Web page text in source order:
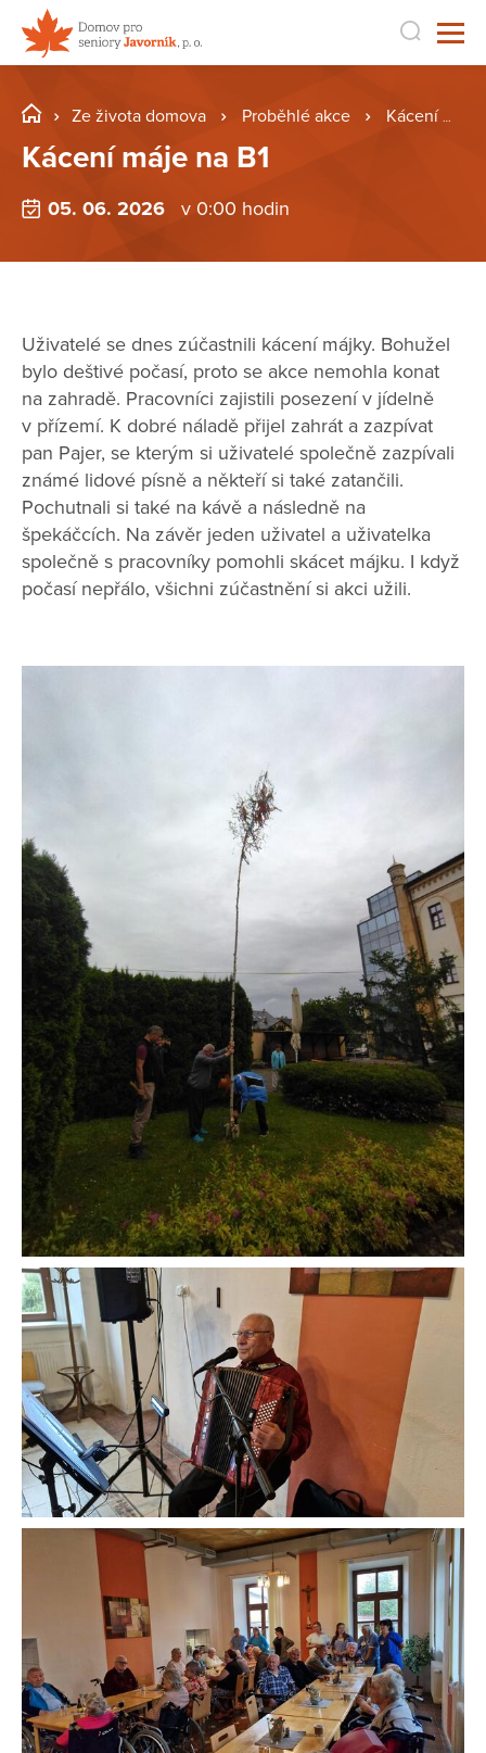
Ze života domova Proběhlé akce Kácení máje na B1
Kácení máje na B1
05. 06. 2026 v 0:00 hodin
Uživatelé se dnes zúčastnili kácení májky. Bohužel
bylo deštivé počasí, proto se akce nemohla konat
na zahradě. Pracovníci zajistili posezení v jídelně
v přízemí. K dobré náladě přijel zahrát a zazpívat
pan Pajer, se kterým si uživatelé společně zazpívali
známé lidové písně a někteří si také zatančili.
Pochutnali si také na kávě a následně na
špekáčcích. Na závěr jeden uživatel a uživatelka
společně s pracovníky pomohli skácet májku. I když
počasí nepřálo, všichni zúčastnění si akci užili.